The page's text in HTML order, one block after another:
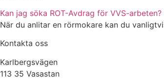
Kan jag söka ROT-Avdrag för VVS-arbeten?
När du anlitar en rörmokare kan du
Kontakta oss
Karlbergsvägen
113 35 Vasastan